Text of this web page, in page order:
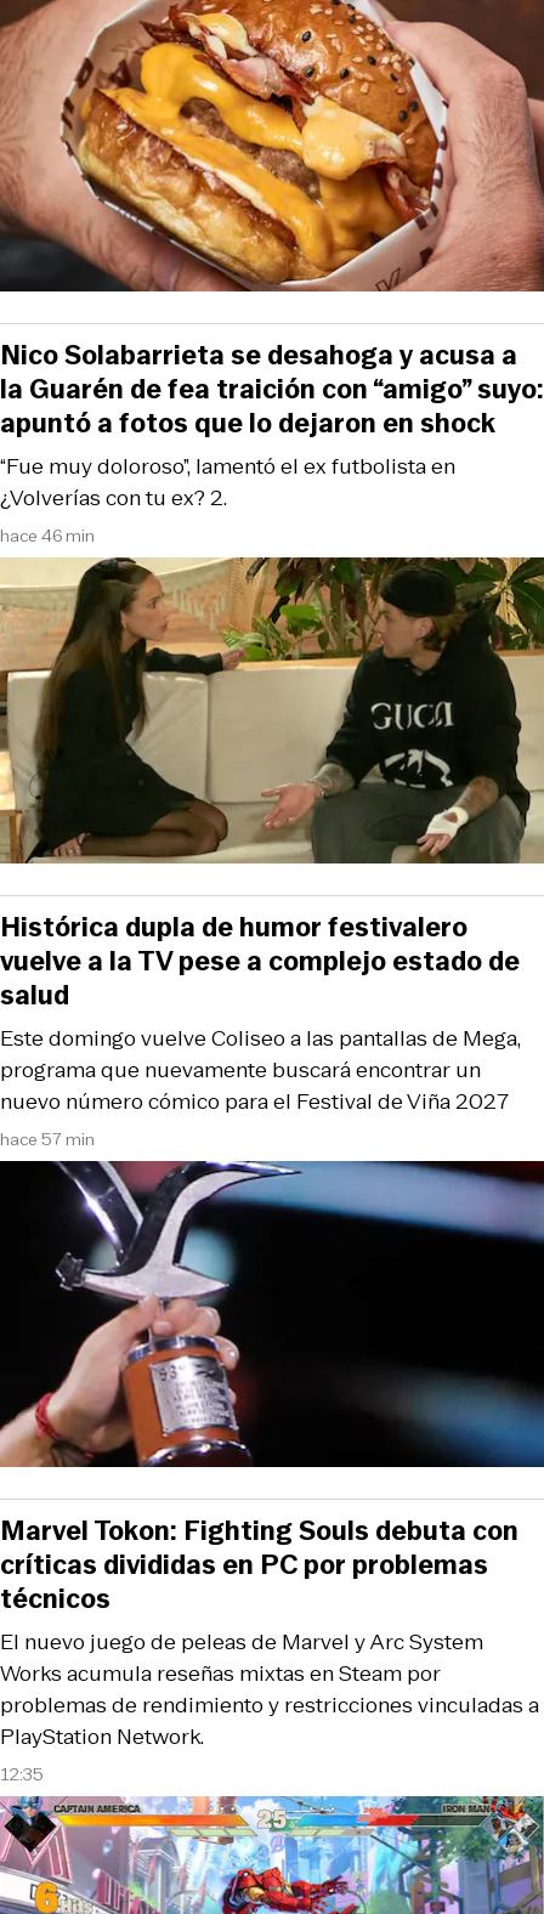
hace 46 min
“Fue muy doloroso”, lamentó el ex futbolista en
¿Volverías con tu ex? 2.
Nico Solabarrieta se desahoga y acusa a
la Guarén de fea traición con “amigo” suyo:
apuntó a fotos que lo dejaron en shock
hace 57 min
Este domingo vuelve Coliseo a las pantallas de Mega,
programa que nuevamente buscará encontrar un
nuevo número cómico para el Festival de Viña 2027
Histórica dupla de humor festivalero
vuelve a la TV pese a complejo estado de
salud
12:35
El nuevo juego de peleas de Marvel y Arc System
Works acumula reseñas mixtas en Steam por
problemas de rendimiento y restricciones vinculadas a
PlayStation Network.
Marvel Tokon: Fighting Souls debuta con
críticas divididas en PC por problemas
técnicos